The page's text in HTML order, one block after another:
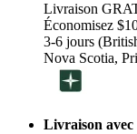
Livraison
Économisez
3-6 jours
Nova Scotia,
Livraison